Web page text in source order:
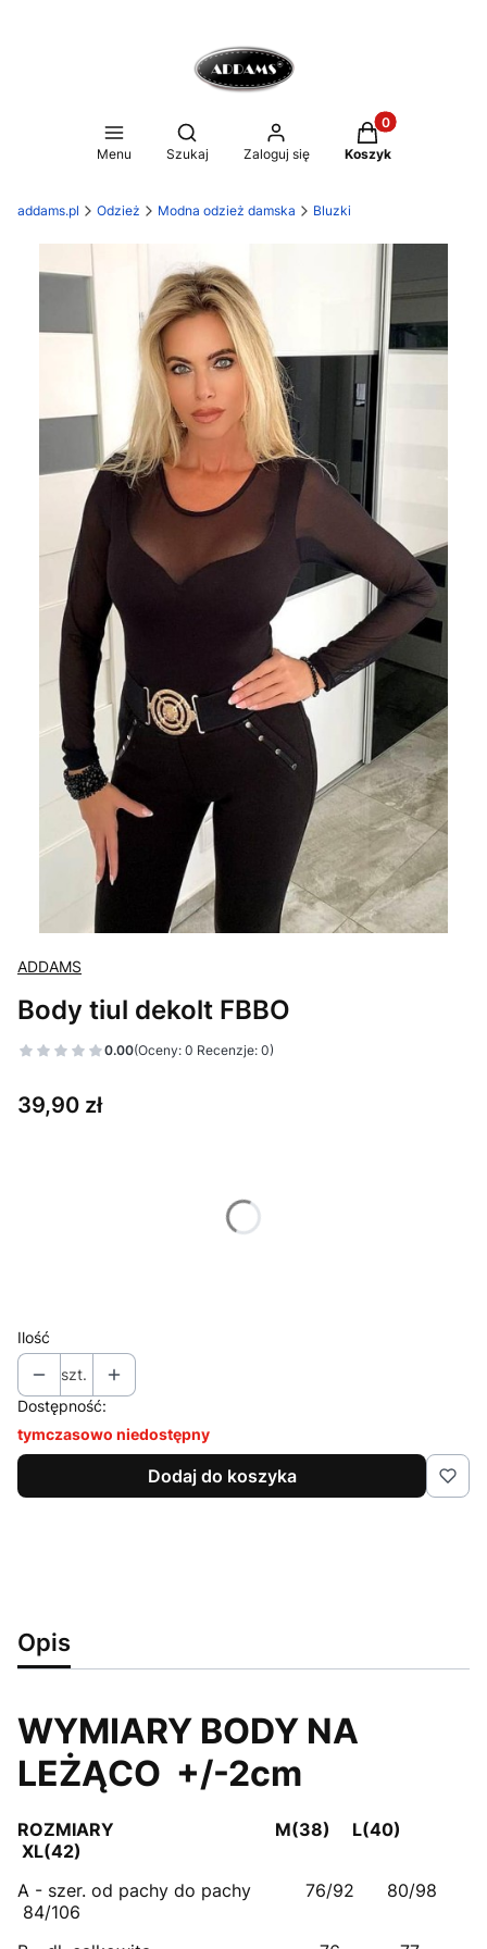
Menu
Otwórz wyszukiwarkę
Szukaj Zaloguj się
Produkty w
Koszyk
addams.pl Odzież Modna odzież damska Bluzki
ADDAMS
Body tiul dekolt FBBO
0.00(Oceny: 0 Recenzje: 0)
Cena
39,90 zł
Poszczególne warianty mogą różnić się ceną
Ilość
szt.
Dostępność:
tymczasowo niedostępny
Dodaj do koszyka
Opis
WYMIARY BODY NA
LEŻĄCO +/-2cm
ROZMIARY M(38) L(40)
XL(42)
A - szer. od pachy do pachy 76/92 80/98
84/106